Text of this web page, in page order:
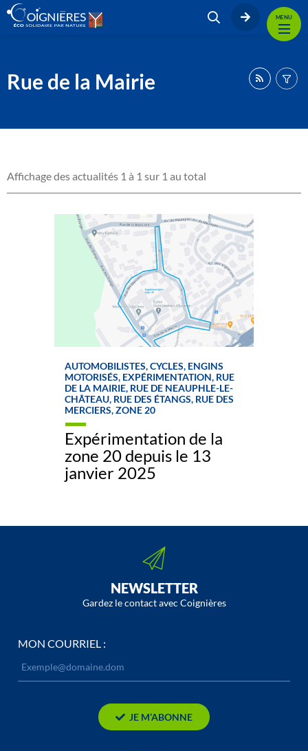
MENU
Rue de la Mairie
Affichage des actualités 1 à 1 sur 1 au total
AUTOMOBILISTES, CYCLES, ENGINS
MOTORISÉS, EXPÉRIMENTATION, RUE
DE LA MAIRIE, RUE DE NEAUPHLE-LE-
CHÂTEAU, RUE DES ÉTANGS, RUE DES
MERCIERS, ZONE 20
Expérimentation de la
zone 20 depuis le 13
janvier 2025
NEWSLETTER
Gardez le contact avec Coignières
MON COURRIEL :
JE M’ABONNE